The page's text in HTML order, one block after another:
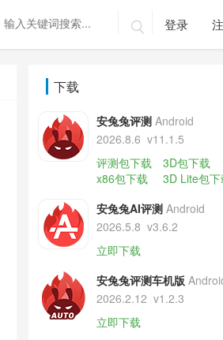
 登录
下载
安兔兔评测 Android
2026.8.6 v11.1.5
评测包下载
3D包下载
x86包下载
3D Lite包下
安兔兔AI评测 Android
2026.5.8 v3.6.2
立即下载
安兔兔评测车机版
2026.2.12 v1.2.3
立即下载